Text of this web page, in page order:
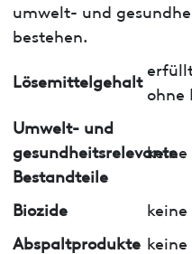
umwelt- und
bestehen.
Lösemittelgehalt
ohne
Umwelt- und
gesundheitsrelevante
Bestandteile
keine
Biozide
keine
Abspaltprodukte keine